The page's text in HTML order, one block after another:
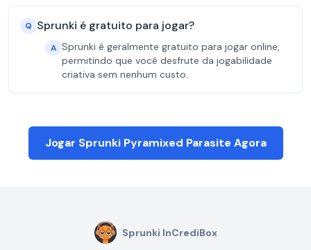
Q Sprunki é gratuito para jogar?
A Sprunki é geralmente gratuito para jogar online,
permitindo que você desfrute da jogabilidade
criativa sem nenhum custo.
Jogar Sprunki Pyramixed Parasite Agora
Sprunki InCrediBox